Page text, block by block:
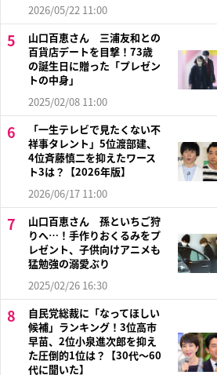
2026/05/22 11:00
山口百恵さん 三浦友和との
百貨店デートを目撃！73歳
の誕生日に贈った「プレゼン
トの中身」
2025/02/08 11:00
「一生テレビで見たくない不
祥事タレント」5位渡部建、
4位斉藤慎二を抑えたワース
ト3は？【2026年版】
2026/06/17 11:00
山口百恵さん 孫といちご狩
りへ…！手作りおくるみをプ
レゼント、子供向けアニメも
猛勉強の溺愛ぶり
2025/02/26 16:30
自民党総裁に「なってほしい
候補」ランキング！3位高市
早苗、2位小泉進次郎を抑え
た圧倒的1位は？【30代〜60
代に聞いた】